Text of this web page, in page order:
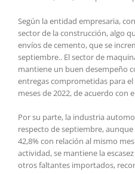
Según la entidad empresaria,
sector de la construcción, algo
envíos de cemento, que se
septiembre.. El sector de
mantiene un buen desempeño
entregas comprometidas para
meses de 2022, de acuerdo con
Por su parte, la industria
respecto de septiembre,
42,8% con relación al mismo
actividad, se mantiene la
otros faltantes importados,